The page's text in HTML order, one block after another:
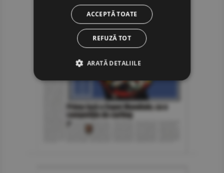
ACCEPTĂ TOATE
REFUZĂ TOT
ARATĂ DETALIILE